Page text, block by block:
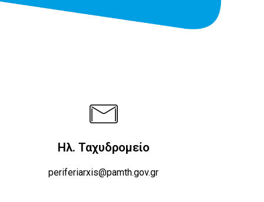
Ηλ. Ταχυδρομείο
periferiarxis@pamth.gov.gr